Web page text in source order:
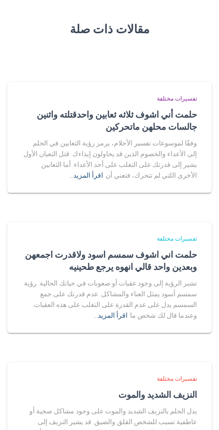
مقالات ذات صلة
تفسيرات مختلفة
حلمت أني اشوف ثلاثه ثعابين واحدقتلته واثنين
جالسات محلهن ماتحركين
وفقًا لموسوعات تفسير الأحلام، يرمز رؤية الثعابين في الحلم
إلى الأعداء والخصوم الذين قد يحاولون إيذاءك. قتل الثعبان الأول
يشير إلى قدرتك على التغلب على أحد الأعداء. أما الثعابين
الأخرى اللتي لم تتحرك، فتعني أن اقرأ المزيد…
تفسيرات مختلفة
حلمت اني اشوف سمسم اسود ولاقدرت اجمعهن
وبعدين واحد قالي انهوه يرجع طحينيه
تشير الرؤية إلى وجود عقبات أو صعوبات في حياتك الحالية. رؤية
سمسم أسود يمثل العناء والمشاكل. عدم قدرتك على جمع
السمسم يدل على عدم القدرة على التغلب على هذه العقبات.
وعندما قال لك شخص ما اقرأ المزيد…
تفسيرات مختلفة
النزيف الشديد والموت
يدل الحلم بالنزيف الشديد والموت على وجود مشاكل صحية أو
عاطفية تسبب للشخص القلق والضيق. قد يشير النزيف إلى